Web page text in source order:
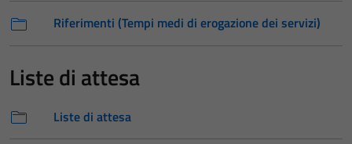
Riferimenti (Tempi medi di erogazione dei servizi)
Liste di attesa
Liste di attesa